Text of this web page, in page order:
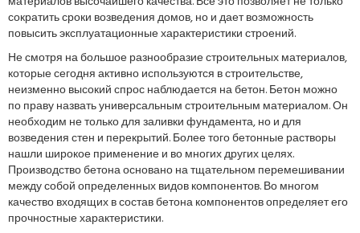
сократить сроки возведения домов, но и дает возможность
повысить эксплуатационные характеристики строений.
Не смотря на большое разнообразие строительных материалов,
которые сегодня активно используются в строительстве,
неизменно высокий спрос наблюдается на бетон. Бетон можно
по праву назвать универсальным строительным материалом. Он
необходим не только для заливки фундамента, но и для
возведения стен и перекрытий. Более того бетонные растворы
нашли широкое применение и во многих других целях.
Производство бетона основано на тщательном перемешивании
между собой определенных видов компонентов. Во многом
качество входящих в состав бетона компонентов определяет его
прочностные характеристики.